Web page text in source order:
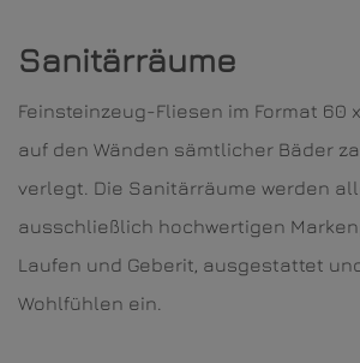
Sanitärräume
Feinsteinzeug-Fliesen im Format 60
auf den Wänden sämtlicher Bäder
verlegt. Die Sanitärräume werden
ausschließlich hochwertigen
Laufen und Geberit, ausgestattet
Wohlfühlen ein.